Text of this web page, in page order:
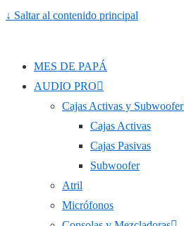
↓ Saltar al contenido principal
MES DE PAPÁ
AUDIO PRO
Cajas Activas y Subwoofer
Cajas Activas
Cajas Pasivas
Subwoofer
Atril
Micrófonos